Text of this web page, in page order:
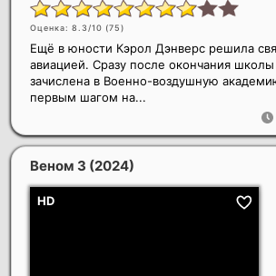
Оценка: 8.3/10 (75)
Ещё в юности Кэрол Дэнверс решила
авиацией. Сразу после окончания
зачислена в Военно-воздушную
первым шагом на...
Веном 3 (2024)